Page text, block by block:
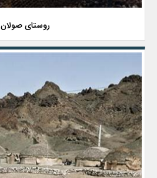
روستای صولان